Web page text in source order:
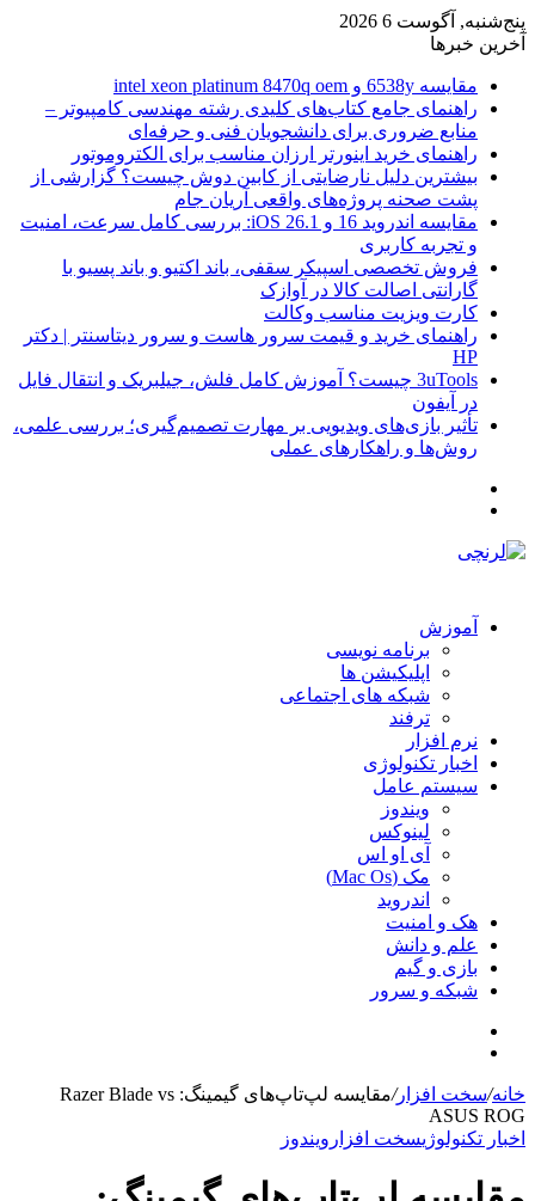
پنج‌شنبه, آگوست 6 2026
آخرین خبرها
مقایسه 6538y و intel xeon platinum 8470q oem
راهنمای جامع کتاب‌های کلیدی رشته مهندسی کامپیوتر –
منابع ضروری برای دانشجویان فنی و حرفه‌ای
راهنمای خرید اینورتر ارزان مناسب برای الکتروموتور
بیشترین دلیل نارضایتی از کابین دوش چیست؟ گزارشی از
پشت صحنه پروژه‌های واقعی آریان جام
مقایسه اندروید 16 و iOS 26.1: بررسی کامل سرعت، امنیت
و تجربه کاربری
فروش تخصصی اسپیکر سقفی، باند اکتیو و باند پسیو با
گارانتی اصالت کالا در آوازک
کارت ویزیت مناسب وکالت
راهنمای خرید و قیمت سرور هاست و سرور دیتاسنتر | دکتر
HP
3uTools چیست؟ آموزش کامل فلش، جیلبریک و انتقال فایل
در آیفون
تأثیر بازی‌های ویدیویی بر مهارت تصمیم‌گیری؛ بررسی علمی،
روش‌ها و راهکارهای عملی
آموزش
برنامه نویسی
اپلیکیشن ها
شبکه های اجتماعی
ترفند
نرم افزار
اخبار تکنولوژی
سیستم عامل
ویندوز
لینوکس
آی او اس
مک (Mac Os)
اندروید
هک و امنیت
علم و دانش
بازی و گیم
شبکه و سرور
خانه/سخت افزار/
مقایسه لپ‌تاپ‌های گیمینگ: Razer Blade vs
ASUS ROG
اخبار تکنولوژیسخت افزار ویندوز